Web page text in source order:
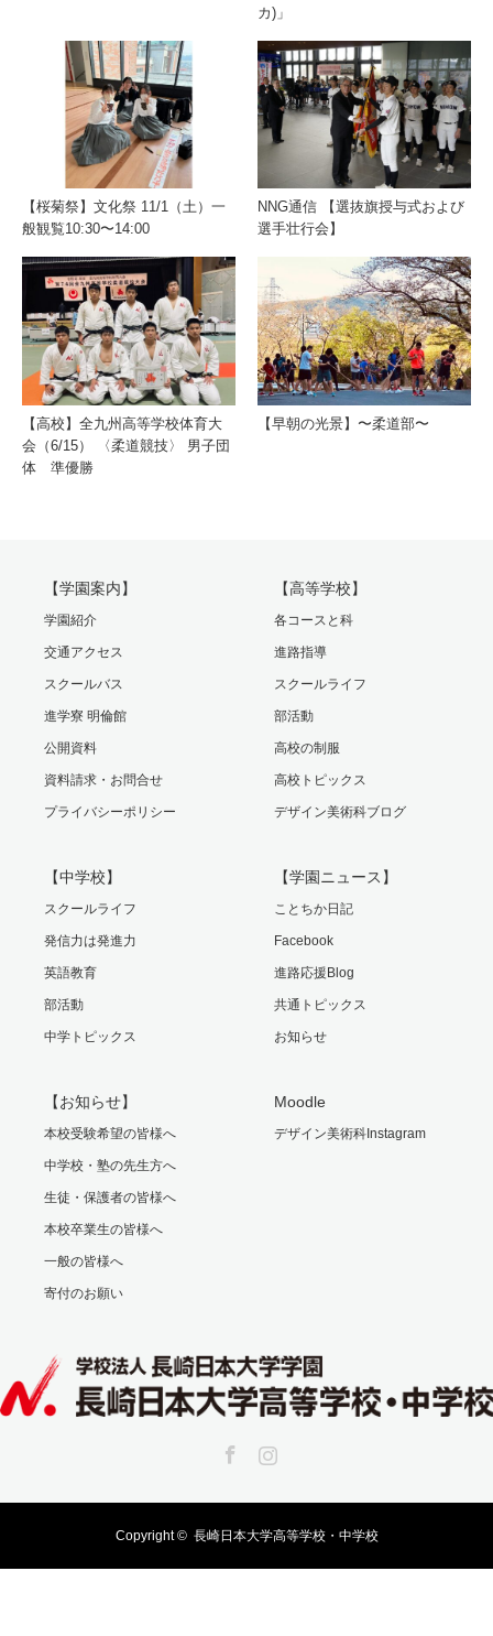
カ)」
【桜菊祭】文化祭 11/1（土）一
般観覧10:30〜14:00
NNG通信 【選抜旗授与式および
選手壮行会】
【高校】全九州高等学校体育大
会（6/15） 〈柔道競技〉 男子団
体 準優勝
【早朝の光景】〜柔道部〜
【学園案内】
学園紹介
交通アクセス
スクールバス
進学寮 明倫館
公開資料
資料請求・お問合せ
プライバシーポリシー
【高等学校】
各コースと科
進路指導
スクールライフ
部活動
高校の制服
高校トピックス
デザイン美術科ブログ
【中学校】
スクールライフ
発信力は発進力
英語教育
部活動
中学トピックス
【学園ニュース】
ことちか日記
Facebook
進路応援Blog
共通トピックス
お知らせ
【お知らせ】
本校受験希望の皆様へ
中学校・塾の先生方へ
生徒・保護者の皆様へ
本校卒業生の皆様へ
一般の皆様へ
寄付のお願い
Moodle
デザイン美術科Instagram
Copyright © 長崎日本大学高等学校・中学校